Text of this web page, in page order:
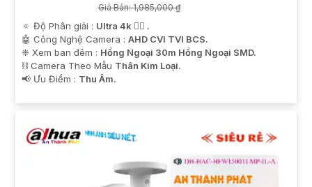
Giá Bán: 1,985,000 ₫
🔅 Độ Phân giải : Ultra 4k 👍🏾 .
🤖️ Công Nghệ Camera : AHD CVI TVI BCS.
❈ Xem ban đêm : Hồng Ngoại 30m Hồng Ngoại SMD.
⛓ Camera Theo Mẫu Thân Kim Loại.
️📢 Ưu Điểm : Thu Âm.